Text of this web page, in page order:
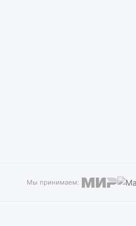
Мы принимаем: